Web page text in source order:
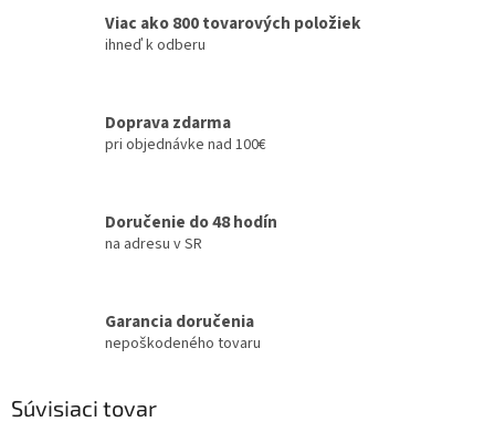
Viac ako 800 tovarových položiek
ihneď k odberu
Doprava zdarma
pri objednávke nad 100€
Doručenie do 48 hodín
na adresu v SR
Garancia doručenia
nepoškodeného tovaru
Súvisiaci tovar